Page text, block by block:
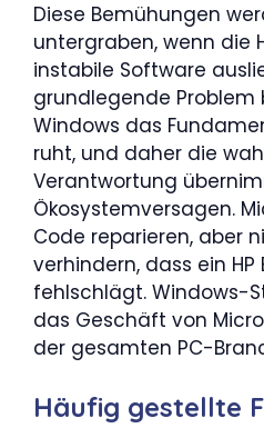
Diese Bemühungen
untergraben, wenn die
instabile Software
grundlegende Problem
Windows das
ruht, und daher die
Verantwortung
Ökosystemversagen.
Code reparieren, aber
verhindern, dass ein HP
fehlschlägt. Windows-
das Geschäft von
der gesamten PC-
Häufig gestellte